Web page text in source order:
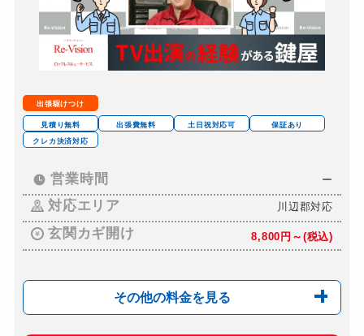
金庫カギ開け 6,000円〜(税込)
金庫カギ修理 8,000円～(税込)
金庫カギ交換 12,000円～(税込)
ロッカーカギ開け
ドアノブカギ開け 8,000円～(税込)
ドアノブカギ作成
ドアノブカギ交換 10,000円～(税込)
出張駆けつけ
見積り無料 出張費無料 土日祝対応可
保証あり
クレカ決済対応
営業時間 ー
対応エリア 川辺郡対応
玄関カギ開け 8,800円～(税込)
その他の料金を見る